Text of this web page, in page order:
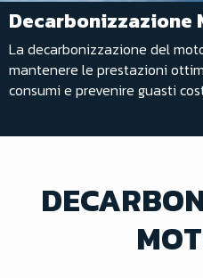
Decarbonizzazione
La decarbonizzazione del
mantenere le prestazioni
consumi e prevenire guasti